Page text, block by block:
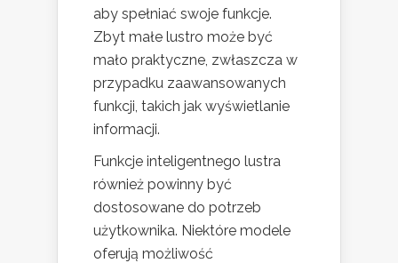
aby spełniać swoje funkcje.
Zbyt małe lustro może być
mało praktyczne, zwłaszcza w
przypadku zaawansowanych
funkcji, takich jak wyświetlanie
informacji.
Funkcje inteligentnego lustra
również powinny być
dostosowane do potrzeb
użytkownika. Niektóre modele
oferują możliwość